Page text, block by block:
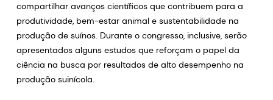
compartilhar avanços científicos que contribuem para a
produtividade, bem-estar animal e sustentabilidade na
produção de suínos. Durante o congresso, inclusive, serão
apresentados alguns estudos que reforçam o papel da
ciência na busca por resultados de alto desempenho na
produção suinícola.